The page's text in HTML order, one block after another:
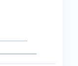
4